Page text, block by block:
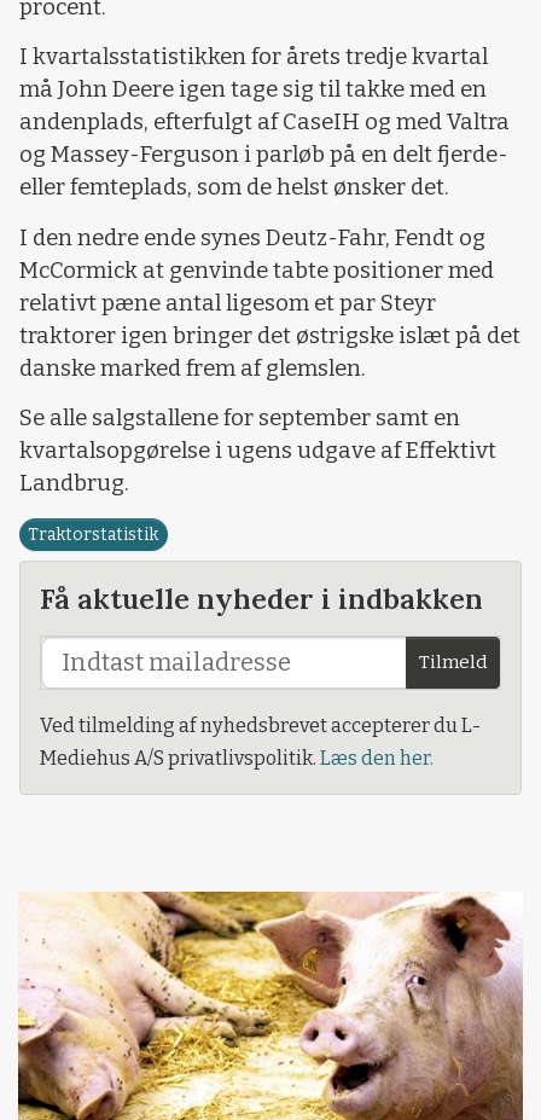
procent.
I kvartalsstatistikken for årets tredje kvartal
må John Deere igen tage sig til takke med en
andenplads, efterfulgt af CaseIH og med Valtra
og Massey-Ferguson i parløb på en delt fjerde-
eller femteplads, som de helst ønsker det.
I den nedre ende synes Deutz-Fahr, Fendt og
McCormick at genvinde tabte positioner med
relativt pæne antal ligesom et par Steyr
traktorer igen bringer det østrigske islæt på det
danske marked frem af glemslen.
Se alle salgstallene for september samt en
kvartalsopgørelse i ugens udgave af Effektivt
Landbrug.
Traktorstatistik
Få aktuelle nyheder i indbakken
Tilmeld
Ved tilmelding af nyhedsbrevet accepterer du L-
Mediehus A/S privatlivspolitik. Læs den her.